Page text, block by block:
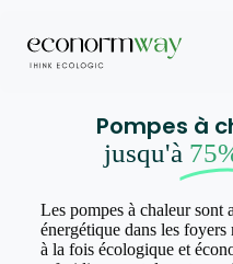
Pompes à
jusqu'à
Les pompes à chaleur
énergétique dans les
à la fois écologique et